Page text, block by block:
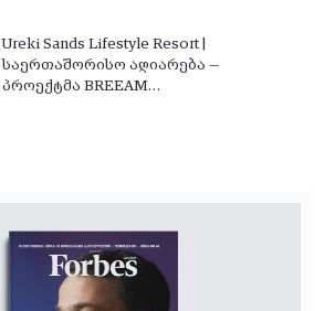
Ureki Sands Lifestyle Resort |
საერთაშორისო აღიარება —
პროექტმა BREEAM…